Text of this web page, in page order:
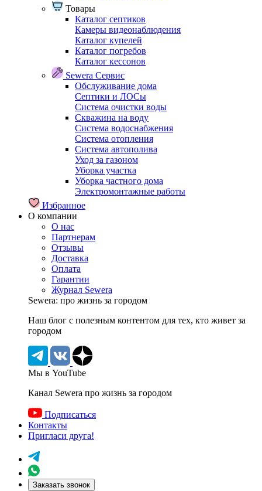
Товары
Каталог септиков
Камеры видеонаблюдения
Каталог купелей
Каталог погребов
Каталог кессонов
Sewera Сервис
Обслуживание дома
Септики и ЛОСы
Система очистки воды
Скважина на воду
Система водоснабжения
Система отопления
Система автополива
Уход за газоном
Уборка участка
Уборка частного дома
Электромонтажные работы
Избранное
О компании
О нас
Партнерам
Отзывы
Доставка
Оплата
Гарантии
Журнал Sewera
Sewera: про жизнь за городом
Наш блог c полезным контентом для тех, кто живет за
городом
Мы в YouTube
Канал Sewera про жизнь за городом
Подписаться
Контакты
Пригласи друга!
Заказать звонок